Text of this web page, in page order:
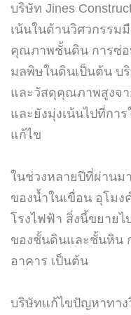
บริษัท Jines
เน้นในด้านวิศวกรรม
คุณภาพชั้นดิน การซ่อ
มลพิษในดินเป็นต้น บ
และวัสดุคุณภาพสูงจ
และยังมุ่งเน้นไปที่กา
แก้ไข
ในช่วงหลายปีที่ผ่านม
ของน้ำในเขื่อน อุโม
โรงไฟฟ้า สิ่งนี้ขยายไ
ของชั้นดินและชั้นหิน
อาคาร เป็นต้น
บริษัทแก้ไขปัญหาทา